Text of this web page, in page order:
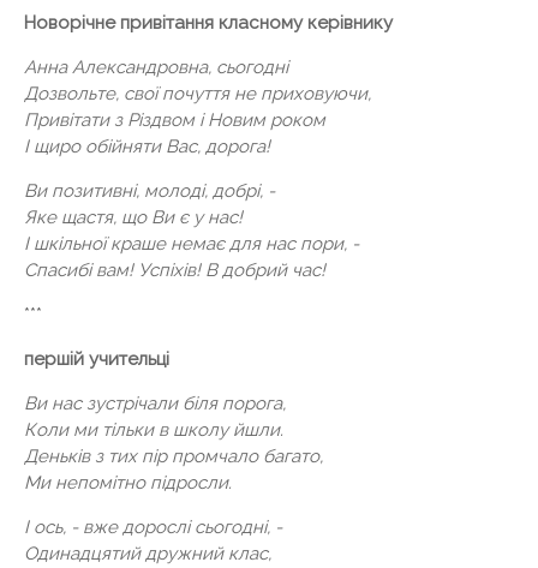
Новорічне привітання класному керівнику
Анна Александровна, сьогодні
Дозвольте, свої почуття не приховуючи,
Привітати з Різдвом і Новим роком
І щиро обійняти Вас, дорога!
Ви позитивні, молоді, добрі, -
Яке щастя, що Ви є у нас!
І шкільної краше немає для нас пори, -
Спасибі вам! Успіхів! В добрий час!
***
першій учительці
Ви нас зустрічали біля порога,
Коли ми тільки в школу йшли.
Деньків з тих пір промчало багато,
Ми непомітно підросли.
І ось, - вже дорослі сьогодні, -
Одинадцятий дружний клас,